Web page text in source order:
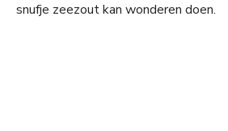
snufje zeezout kan wonderen doen.